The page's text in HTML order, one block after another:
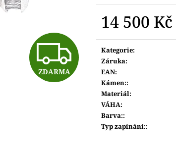
14 500 Kč
Kategorie:
Záruka:
EAN:
Kámen::
Materiál:
VÁHA:
Barva::
Typ zapínání::
Z
D
ZDARMA
4 800 Kč